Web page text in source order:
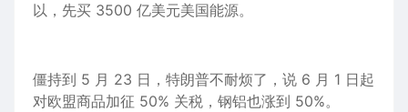
以，先买 3500 亿美元美国能源。
僵持到 5 月 23 日，特朗普不耐烦了，说 6 月 1 日起
对欧盟商品加征 50% 关税，钢铝也涨到 50%。